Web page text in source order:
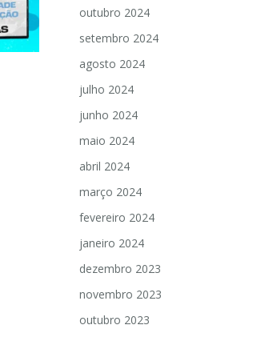
outubro 2024
setembro 2024
agosto 2024
julho 2024
junho 2024
maio 2024
abril 2024
março 2024
fevereiro 2024
janeiro 2024
dezembro 2023
novembro 2023
outubro 2023